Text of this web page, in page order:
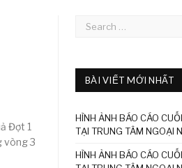
Đợt 1
vòng 3
BÀI VIẾT MỚI NHẤT
HÌNH ẢNH BÁO CÁO
TẠI TRUNG TÂM NGOẠI
HÌNH ẢNH BÁO CÁO